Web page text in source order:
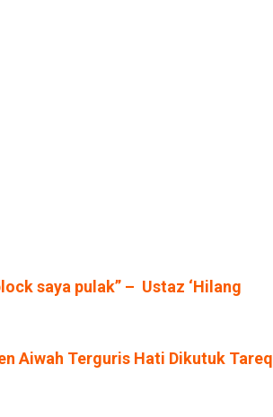
saya pulak” – Ustaz ‘Hilang
Aiwah Terguris Hati Dikutuk Tareq